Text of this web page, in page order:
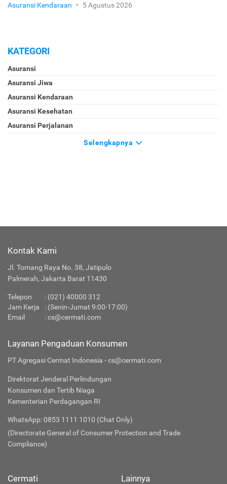
Asuransi Kendaraan • 5 Agustus 2026
KATEGORI
Asuransi
Asuransi Jiwa
Asuransi Kendaraan
Asuransi Kesehatan
Asuransi Perjalanan
Selengkapnya
Kontak Kami
Jl. Tomang Raya No. 38, Jatipulo
Palmerah, Jakarta Barat 11430
Telepon : (021) 40000 312
Jam Kerja
: (Senin-Jumat 9:00-17:00)
Email
:cs@cermati.com
Layanan Pengaduan Konsumen
PT Agregasi Cermat Indonesia - cs@cermati.com
Direktorat Jenderal Perlindungan
Konsumen dan Tertib Niaga
Kementerian Perdagangan RI
WhatsApp: 0853 1111 1010 (Chat Only)
(Directorate General of Consumer Protection and Trade
Compliance)
Cermati Lainnya